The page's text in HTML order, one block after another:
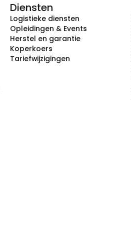
Diensten
Logistieke diensten
Opleidingen & Events
Herstel en garantie
Koperkoers
Tariefwijzigingen